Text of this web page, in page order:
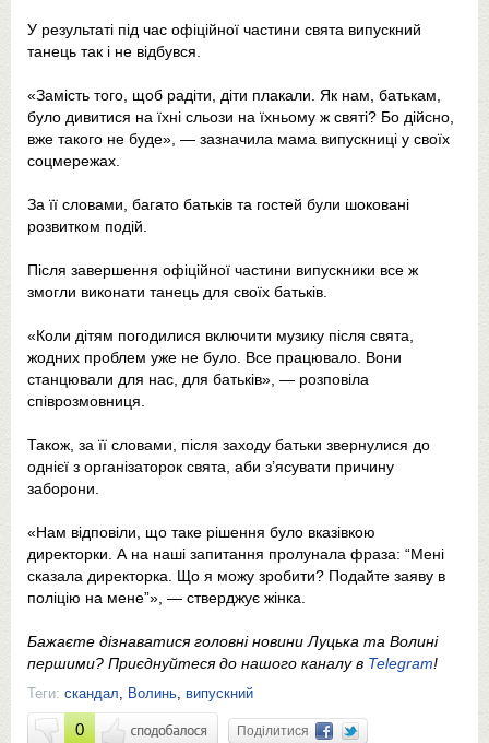
У результаті під час офіційної частини свята випускний
танець так і не відбувся.
«Замість того, щоб радіти, діти плакали. Як нам, батькам,
було дивитися на їхні сльози на їхньому ж святі? Бо дійсно,
вже такого не буде», — зазначила мама випускниці у своїх
соцмережах.
За її словами, багато батьків та гостей були шоковані
розвитком подій.
Після завершення офіційної частини випускники все ж
змогли виконати танець для своїх батьків.
«Коли дітям погодилися включити музику після свята,
жодних проблем уже не було. Все працювало. Вони
станцювали для нас, для батьків», — розповіла
співрозмовниця.
Також, за її словами, після заходу батьки звернулися до
однієї з організаторок свята, аби з’ясувати причину
заборони.
«Нам відповіли, що таке рішення було вказівкою
директорки. А на наші запитання пролунала фраза: “Мені
сказала директорка. Що я можу зробити? Подайте заяву в
поліцію на мене”», — стверджує жінка.
Бажаєте дізнаватися головні новини Луцька та Волині
першими? Приєднуйтеся до нашого каналу в Telegram!
Теги: скандал Волинь випускний
0 Поділитися